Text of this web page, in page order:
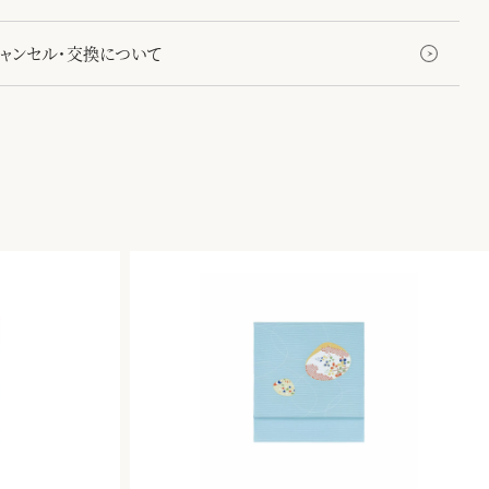
ンセル・交換について